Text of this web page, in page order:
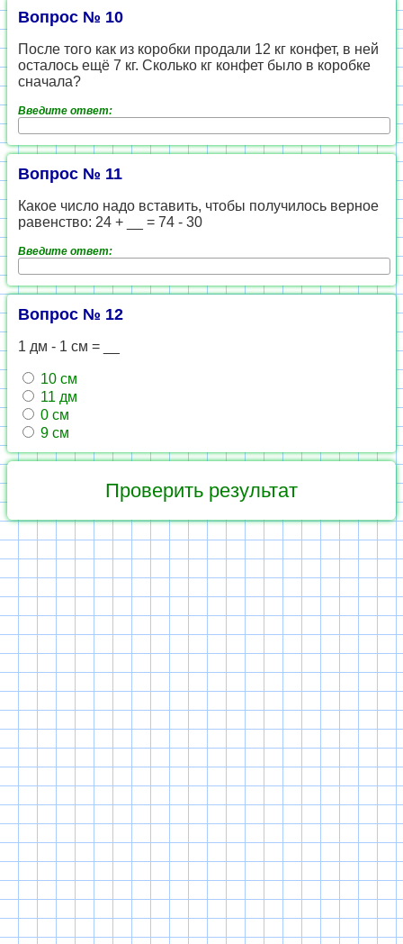
Вопрос № 10
После того как из коробки продали 12 кг конфет, в ней
осталось ещё 7 кг. Сколько кг конфет было в коробке
сначала?
Введите ответ:
Вопрос № 11
Какое число надо вставить, чтобы получилось верное
равенство: 24 + __ = 74 - 30
Введите ответ:
Вопрос № 12
1 дм - 1 см = __
10 см
11 дм
0 см
9 см